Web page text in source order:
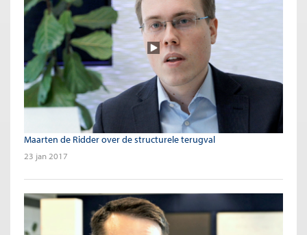
Maarten de Ridder over de structurele terugval
23 jan 2017